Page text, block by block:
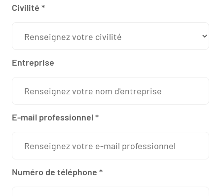
Civilité *
Entreprise
E-mail professionnel *
Numéro de téléphone *